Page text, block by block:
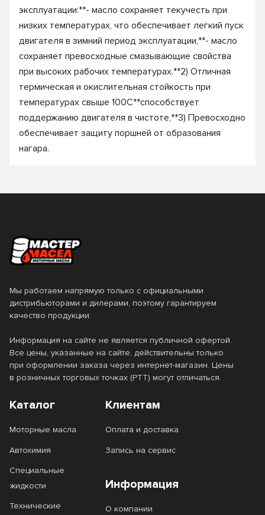
эксплуатации:**- масло сохраняет текучесть при
низких температурах, что обеспечивает легкий пуск
двигателя в зимний период эксплуатации,**- масло
сохраняет превосходные смазывающие свойства
при высоких рабочих температурах.**2) Отличная
термическая и окислительная стойкость при
температурах свыше 100С**способствует
поддержанию двигателя в чистоте,**3) Превосходно
обеспечивает защиту поршней от образования
нагара.
Мы работаем напрямую только с официальными
дистрибьюторами и дилерами, поэтому гарантируем
качество продукции.
Информация на сайте не является публичной офертой.
Все цены, указанные на сайте, действительны только
при оформлении заказа через интернет-магазин. Цены
в розничных торговых точках (РТТ) могут отличаться.
Каталог
Моторные масла
Автохимия
Специальные
жидкости
Технические
Клиентам
Оплата и доставка
Запись на сервис
Информация
О компании